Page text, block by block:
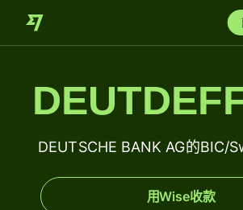
DEUTSCHE BANK AG的BIC/
用Wise收款